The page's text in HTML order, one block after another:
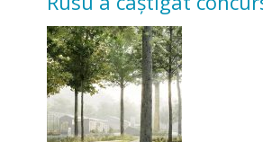
transformarea Grădinii
Universitarilor